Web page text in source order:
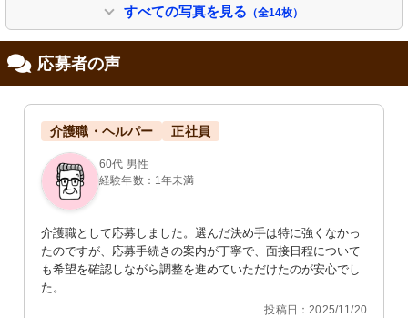
エントランス
明るく広々としたエントランスは清潔
感があり、訪れる人を温かく迎え入れ
廊下
清潔感のある広々とした廊下には、手
すりが設けられており、先には憩いの
スペースが見えます。
すべての写真を見る （全14枚）
応募者の声
介護職・ヘルパー 正社員
60代 男性
経験年数：1年未満
介護職として応募しました。選んだ決め手は特に強くなかっ
たのですが、応募手続きの案内が丁寧で、面接日程について
も希望を確認しながら調整を進めていただけたのが安心でし
た。
投稿日：2025/11/20